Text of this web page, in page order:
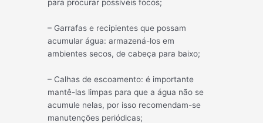
para procurar possíveis focos;
– Garrafas e recipientes que possam
acumular água: armazená-los em
ambientes secos, de cabeça para baixo;
– Calhas de escoamento: é importante
mantê-las limpas para que a água não se
acumule nelas, por isso recomendam-se
manutenções periódicas;